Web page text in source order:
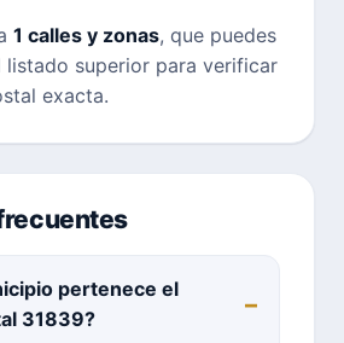
1 calles y zonas, que puedes
listado superior para verificar
exacta.
pertenece el
31839?